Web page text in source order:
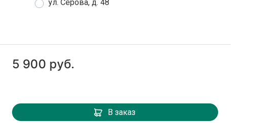
ул. Серова, д. 48
5 900 руб.
В заказ